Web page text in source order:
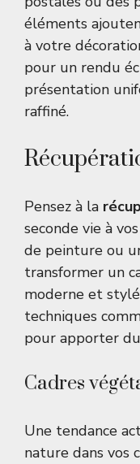
éléments
à votre
pour un rendu
présentation
raffiné.
Pensez à la
seconde vie à
de peinture ou
transformer un
moderne et
techniques
pour apporter
Cadres
Une tendance
nature dans vos